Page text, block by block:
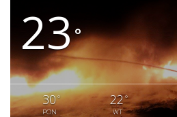
23°
30°
PON
22°
WT